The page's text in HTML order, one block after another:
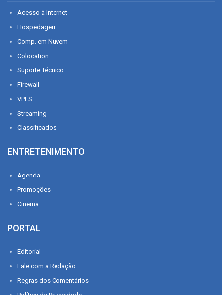
Acesso à Internet
Hospedagem
Comp. em Nuvem
Colocation
Suporte Técnico
Firewall
VPLS
Streaming
Classificados
ENTRETENIMENTO
Agenda
Promoções
Cinema
PORTAL
Editorial
Fale com a Redação
Regras dos Comentários